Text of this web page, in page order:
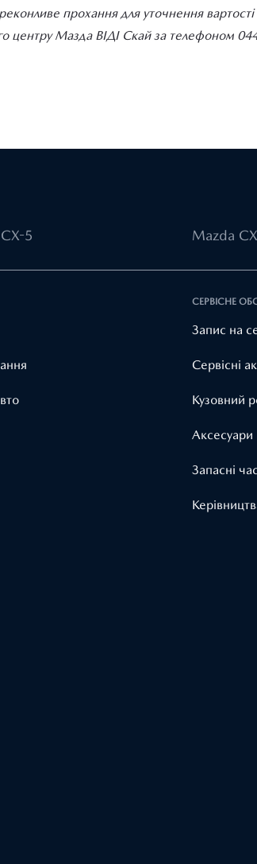
прохання для уточнення вартості
центру Мазда ВІДІ Скай за телефоном
5 Mazda
СЕРВІСНЕ
Запис на
Cервісні
Кузовний
Аксесуари
Запасні